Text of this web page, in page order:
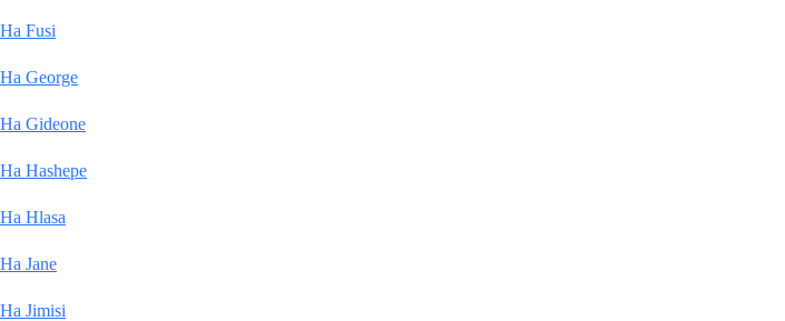
Ha Fusi
Ha George
Ha Gideone
Ha Hashepe
Ha Hlasa
Ha Jane
Ha Jimisi